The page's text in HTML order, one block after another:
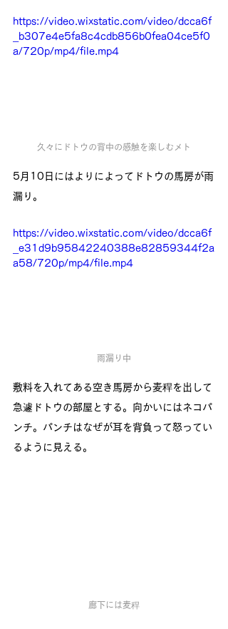
https://video.wixstatic.com/video/dcca6f
_b307e4e5fa8c4cdb856b0fea04ce5f0
a/720p/mp4/file.mp4
久々にドトウの背中の感触を楽しむメト
5月10日にはよりによってドトウの馬房が雨
漏り。
https://video.wixstatic.com/video/dcca6f
_e31d9b95842240388e82859344f2a
a58/720p/mp4/file.mp4
雨漏り中
敷料を入れてある空き馬房から麦稈を出して
急遽ドトウの部屋とする。向かいにはネコパ
ンチ。パンチはなぜが耳を背負って怒ってい
るように見える。
廊下には麦稈